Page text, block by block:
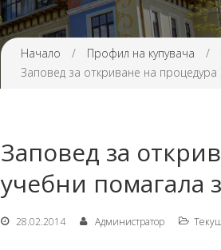
Начало / Профил на купувача /
Заповед за откриване на
Заповед за
учебни помагала
28.02.2014 Администратор